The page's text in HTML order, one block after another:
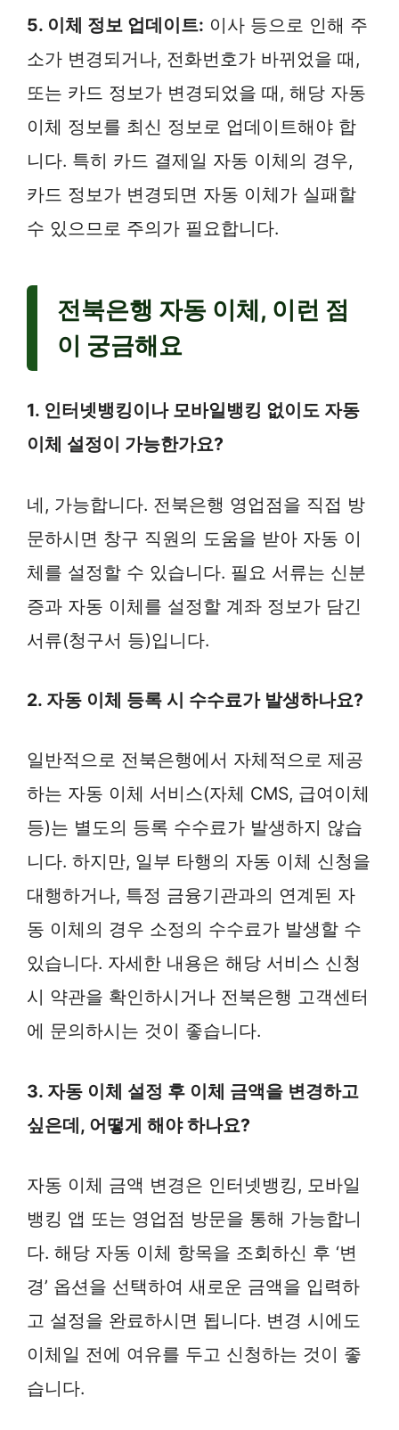
5. 이체 정보 업데이트: 이사 등으로 인해 주
소가 변경되거나, 전화번호가 바뀌었을 때,
또는 카드 정보가 변경되었을 때, 해당 자동
이체 정보를 최신 정보로 업데이트해야 합
니다. 특히 카드 결제일 자동 이체의 경우,
카드 정보가 변경되면 자동 이체가 실패할
수 있으므로 주의가 필요합니다.
전북은행 자동 이체, 이런 점
이 궁금해요
1. 인터넷뱅킹이나 모바일뱅킹 없이도 자동
이체 설정이 가능한가요?
네, 가능합니다. 전북은행 영업점을 직접 방
문하시면 창구 직원의 도움을 받아 자동 이
체를 설정할 수 있습니다. 필요 서류는 신분
증과 자동 이체를 설정할 계좌 정보가 담긴
서류(청구서 등)입니다.
2. 자동 이체 등록 시 수수료가 발생하나요?
일반적으로 전북은행에서 자체적으로 제공
하는 자동 이체 서비스(자체 CMS, 급여이체
등)는 별도의 등록 수수료가 발생하지 않습
니다. 하지만, 일부 타행의 자동 이체 신청을
대행하거나, 특정 금융기관과의 연계된 자
동 이체의 경우 소정의 수수료가 발생할 수
있습니다. 자세한 내용은 해당 서비스 신청
시 약관을 확인하시거나 전북은행 고객센터
에 문의하시는 것이 좋습니다.
3. 자동 이체 설정 후 이체 금액을 변경하고
싶은데, 어떻게 해야 하나요?
자동 이체 금액 변경은 인터넷뱅킹, 모바일
뱅킹 앱 또는 영업점 방문을 통해 가능합니
다. 해당 자동 이체 항목을 조회하신 후 ‘변
경’ 옵션을 선택하여 새로운 금액을 입력하
고 설정을 완료하시면 됩니다. 변경 시에도
이체일 전에 여유를 두고 신청하는 것이 좋
습니다.